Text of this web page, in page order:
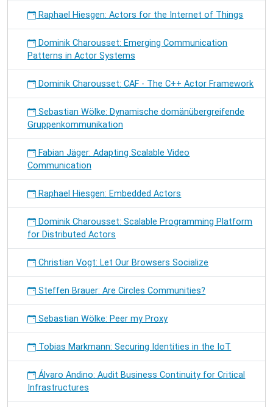
Raphael Hiesgen: Actors for the Internet of Things
Dominik Charousset: Emerging Communication
Patterns in Actor Systems
Dominik Charousset: CAF - The C++ Actor Framework
Sebastian Wölke: Dynamische domänübergreifende
Gruppenkommunikation
Fabian Jäger: Adapting Scalable Video
Communication
Raphael Hiesgen: Embedded Actors
Dominik Charousset: Scalable Programming Platform
for Distributed Actors
Christian Vogt: Let Our Browsers Socialize
Steffen Brauer: Are Circles Communities?
Sebastian Wölke: Peer my Proxy
Tobias Markmann: Securing Identities in the IoT
Álvaro Andino: Audit Business Continuity for Critical
Infrastructures